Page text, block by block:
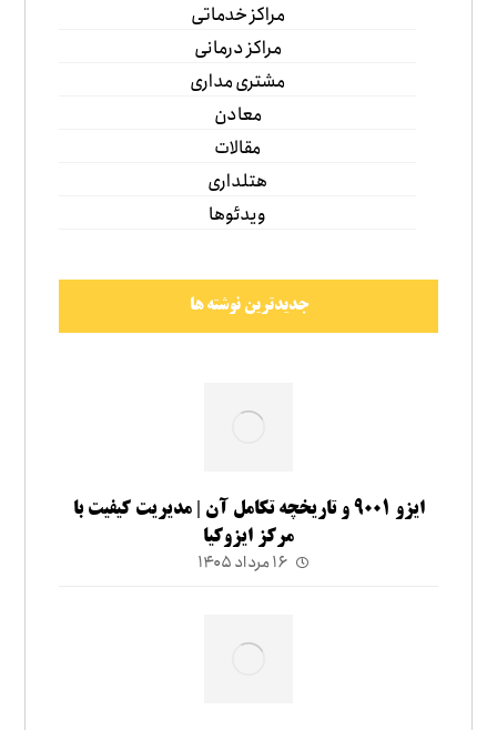
مراکز خدماتی
مراکز درمانی
مشتری مداری
معادن
مقالات
هتلداری
ویدئوها
جدیدترین نوشته ها
ایزو ۹۰۰۱ و تاریخچه تکامل آن | مدیریت کیفیت با
مرکز ایزوکیا
۱۶ مرداد ۱۴۰۵